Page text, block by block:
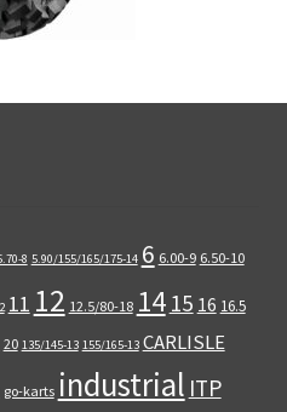
8 5.90/155/165/175-14 6 6.00-9 6.50-10
11 12 12.5/80-18 14 15 16 16.5
20 135/145-13 155/165-13 CARLISLE
go-karts industrial ITP